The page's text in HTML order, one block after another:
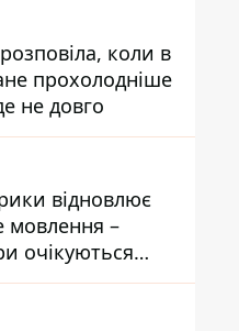
коли в
прохолодніше
не довго
відновлює
мовлення –
очікуються
тижня